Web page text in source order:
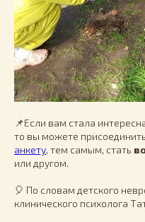
📌Если вам стала
то вы можете
анкету, тем самым, стать
или другом.
🎈 По словам детского
клинического психолога